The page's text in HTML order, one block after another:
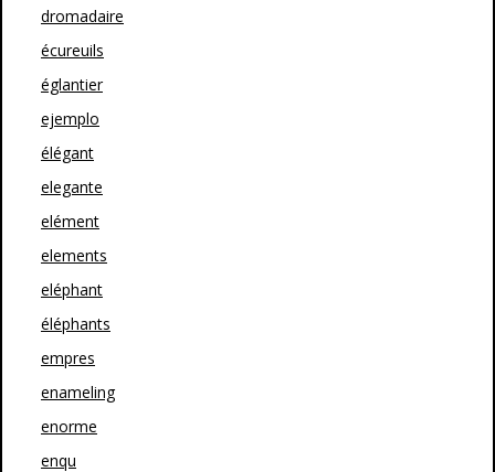
dromadaire
écureuils
églantier
ejemplo
élégant
elegante
elément
elements
eléphant
éléphants
empres
enameling
enorme
enqu